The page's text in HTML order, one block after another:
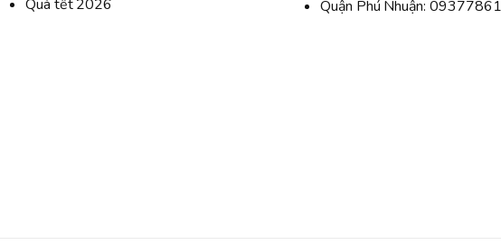
Quà tết 2026 Quận Phú Nhuận: